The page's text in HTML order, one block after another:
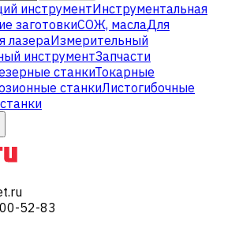
инструментИнструментальная
заготовкиСОЖ, маслаДля
лазераИзмерительный
инструментЗапчасти
станкиТокарные
станкиЛистогибочные
52-83